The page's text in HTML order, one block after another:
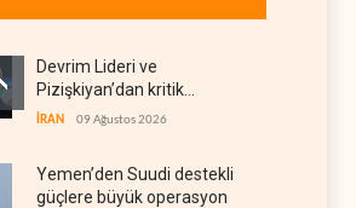
Devrim Lideri ve
Pizişkiyan’dan kritik
görüşme
İRAN 09 Ağustos 2026
Yemen’den Suudi destekli
güçlere büyük operasyon